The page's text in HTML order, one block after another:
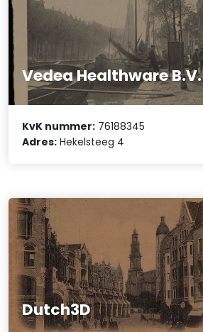
Vedea Healthware B.V.
KvK nummer: 76188345
Adres: Hekelsteeg 4
Dutch3D